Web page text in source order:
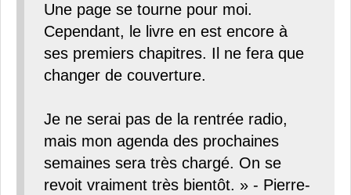
Une page se tourne pour moi.
Cependant, le livre en est encore à
ses premiers chapitres. Il ne fera que
changer de couverture.
Je ne serai pas de la rentrée radio,
mais mon agenda des prochaines
semaines sera très chargé. On se
revoit vraiment très bientôt. » - Pierre-